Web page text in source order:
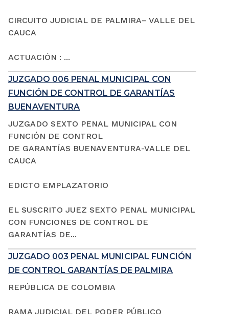
CIRCUITO JUDICIAL DE PALMIRA– VALLE DEL
CAUCA
ACTUACIÓN : ...
JUZGADO 006 PENAL MUNICIPAL CON
FUNCIÓN DE CONTROL DE GARANTÍAS
BUENAVENTURA
JUZGADO SEXTO PENAL MUNICIPAL CON
FUNCIÓN DE CONTROL
DE GARANTÍAS BUENAVENTURA-VALLE DEL
CAUCA
EDICTO EMPLAZATORIO
EL SUSCRITO JUEZ SEXTO PENAL MUNICIPAL
CON FUNCIONES DE CONTROL DE
GARANTÍAS DE...
JUZGADO 003 PENAL MUNICIPAL FUNCIÓN
DE CONTROL GARANTÍAS DE PALMIRA
REPÚBLICA DE COLOMBIA
RAMA JUDICIAL DEL PODER PÚBLICO